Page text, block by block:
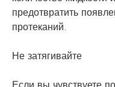
предотвратить
протеканий.
Не затягивайте